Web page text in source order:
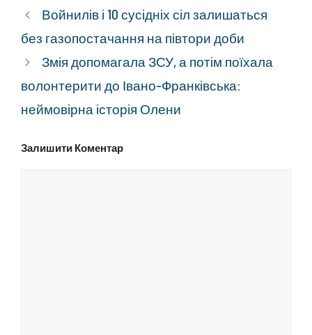
Войнилів і 10 сусідніх сіл залишаться
без газопостачання на півтори доби
Змія допомагала ЗСУ, а потім поїхала
волонтерити до Івано-Франківська:
неймовірна історія Олени
Залишити Коментар